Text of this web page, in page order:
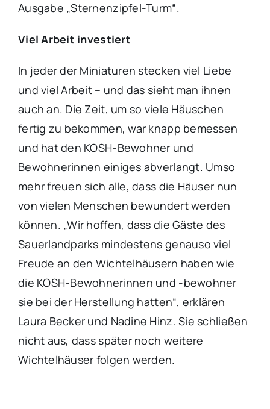
Ausgabe „Sternenzipfel-Turm“.
Viel Arbeit investiert
In jeder der Miniaturen stecken viel Liebe
und viel Arbeit – und das sieht man ihnen
auch an. Die Zeit, um so viele Häuschen
fertig zu bekommen, war knapp bemessen
und hat den KOSH-Bewohner und
Bewohnerinnen einiges abverlangt. Umso
mehr freuen sich alle, dass die Häuser nun
von vielen Menschen bewundert werden
können. „Wir hoffen, dass die Gäste des
Sauerlandparks mindestens genauso viel
Freude an den Wichtelhäusern haben wie
die KOSH-Bewohnerinnen und -bewohner
sie bei der Herstellung hatten“, erklären
Laura Becker und Nadine Hinz. Sie schließen
nicht aus, dass später noch weitere
Wichtelhäuser folgen werden.